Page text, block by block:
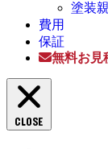
塗装
費用
保証
無料お見
CLOSE